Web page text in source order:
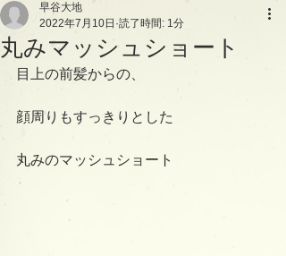
丸みマッシュショート
早谷大地
2022年7月10日 読了時間: 1分
目上の前髪からの、
顔周りもすっきりとした
丸みのマッシュショート